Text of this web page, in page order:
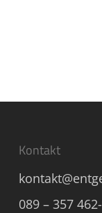
Kontakt
089 – 357